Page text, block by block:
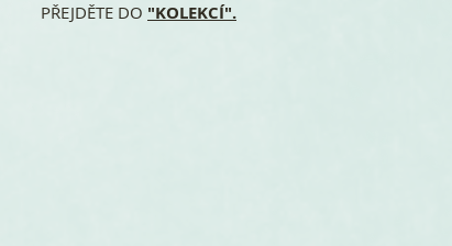
PŘEJDĚTE DO "KOLEKCÍ".